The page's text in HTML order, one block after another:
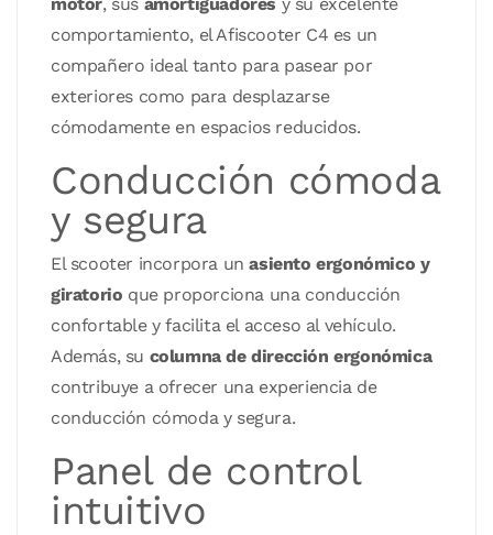
comportamiento, el Afiscooter C4 es un
compañero ideal tanto para pasear por
exteriores como para desplazarse
cómodamente en espacios reducidos.
Conducción cómoda
y segura
El scooter incorpora unasiento ergonómico y
giratorio que proporciona una conducción
confortable y facilita el acceso al vehículo.
Además, su columna de dirección ergonómica
contribuye a ofrecer una experiencia de
conducción cómoda y segura.
Panel de control
intuitivo